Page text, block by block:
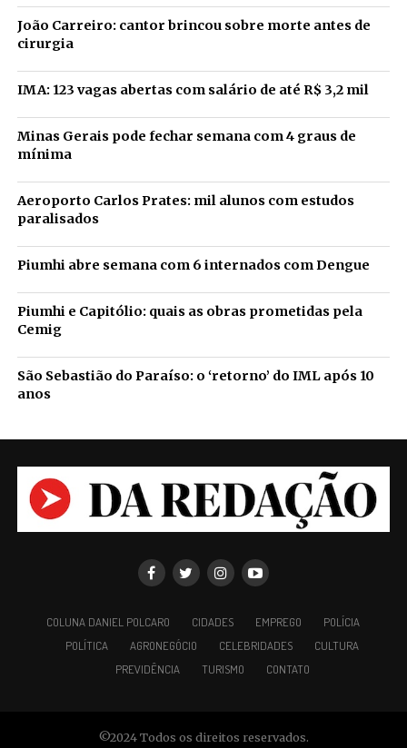
João Carreiro: cantor brincou sobre morte antes de
cirurgia
IMA: 123 vagas abertas com salário de até R$ 3,2 mil
Minas Gerais pode fechar semana com 4 graus de
mínima
Aeroporto Carlos Prates: mil alunos com estudos
paralisados
Piumhi abre semana com 6 internados com Dengue
Piumhi e Capitólio: quais as obras prometidas pela
Cemig
São Sebastião do Paraíso: o ‘retorno’ do IML após 10
anos
COLUNA DANIEL POLCARO CIDADES EMPREGO
POLÍCIA
POLÍTICA
AGRONEGÓCIO CELEBRIDADES
CULTURA
PREVIDÊNCIA
TURISMO CONTATO
©2024 Todos os direitos reservados.